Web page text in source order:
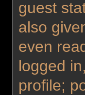
guest
also
even
logged
profile;